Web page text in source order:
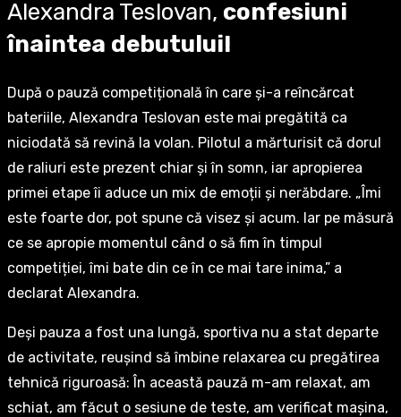
Alexandra Teslovan, confesiuni
înaintea debutului!
După o pauză competițională în care și-a reîncărcat
bateriile, Alexandra Teslovan este mai pregătită ca
niciodată să revină la volan. Pilotul a mărturisit că dorul
de raliuri este prezent chiar și în somn, iar apropierea
primei etape îi aduce un mix de emoții și nerăbdare. „Îmi
este foarte dor, pot spune că visez și acum. Iar pe măsură
ce se apropie momentul când o să fim în timpul
competiției, îmi bate din ce în ce mai tare inima,” a
declarat Alexandra.
Deși pauza a fost una lungă, sportiva nu a stat departe
de activitate, reușind să îmbine relaxarea cu pregătirea
tehnică riguroasă: În această pauză m-am relaxat, am
schiat, am făcut o sesiune de teste, am verificat mașina,